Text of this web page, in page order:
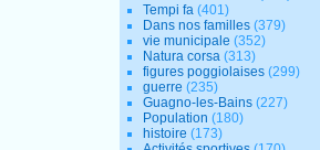
Tempi fa (401)
Dans nos familles (379)
vie municipale (352)
Natura corsa (313)
figures poggiolaises (299)
guerre (235)
Guagno-les-Bains (227)
Population (180)
histoire (173)